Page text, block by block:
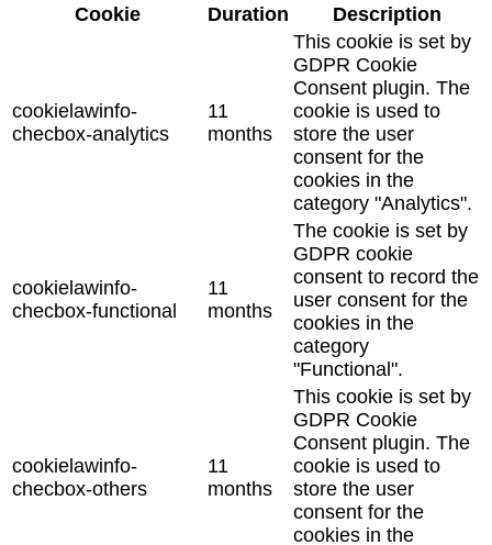
Cookie
Duration Description
cookielawinfo-
checbox-analytics
11
months
This cookie is set by
GDPR Cookie
Consent plugin. The
cookie is used to
store the user
consent for the
cookies in the
category "Analytics".
cookielawinfo-
checbox-functional
11
months
The cookie is set by
GDPR cookie
consent to record the
user consent for the
cookies in the
category
"Functional".
cookielawinfo-
checbox-others
11
months
This cookie is set by
GDPR Cookie
Consent plugin. The
cookie is used to
store the user
consent for the
cookies in the